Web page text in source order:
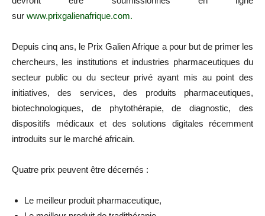
sur www.prixgalienafrique.com.
Depuis cinq ans, le Prix Galien Afrique a pour but de primer les
chercheurs, les institutions et industries pharmaceutiques du
secteur public ou du secteur privé ayant mis au point des
initiatives, des services, des produits pharmaceutiques,
biotechnologiques, de phytothérapie, de diagnostic, des
dispositifs médicaux et des solutions digitales récemment
introduits sur le marché africain.
Quatre prix peuvent être décernés :
Le meilleur produit pharmaceutique,